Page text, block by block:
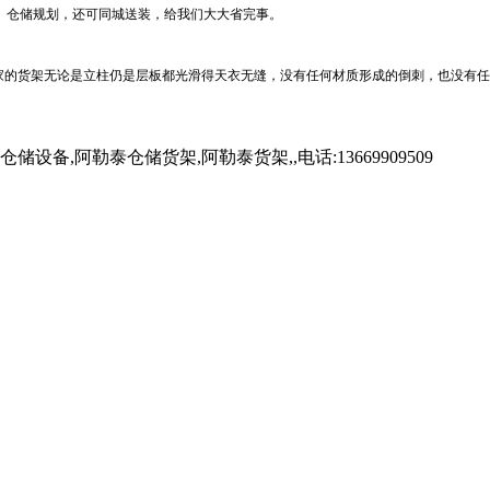
储规划，还可同城送装，给我们大大省完事。
货架无论是立柱仍是层板都光滑得天衣无缝，没有任何材质形成的倒刺，也没有任
设备,阿勒泰仓储货架,阿勒泰货架,,电话:13669909509